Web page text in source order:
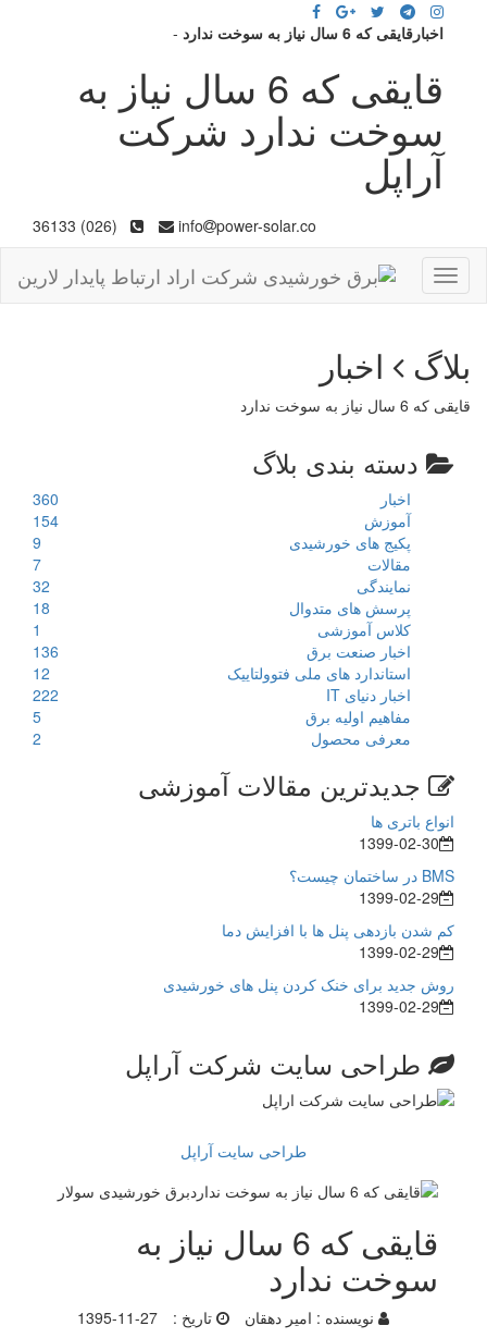
اخبارقایقی که 6 سال نیاز به سوخت ندارد -
قایقی که 6 سال نیاز به
سوخت ندارد شرکت
آراپل
info power-solar.co
(026) 36133
Toggle
navigation
بلاگ اخبار
قایقی که 6 سال نیاز به سوخت ندارد
دسته بندی بلاگ
اخبار
360
آموزش
154
پکیج های خورشیدی
9
مقالات
7
نمایندگی
32
پرسش های متدوال
18
کلاس آموزشی
1
اخبار صنعت برق
136
استاندارد های ملی فتوولتاییک
12
اخبار دنیای IT
222
مفاهیم اولیه برق
5
معرفی محصول
2
جدیدترین مقالات آموزشی
انواع باتری ها
1399-02-30
BMS در ساختمان چیست؟
1399-02-29
کم شدن بازدهی پنل ها با افزایش دما
1399-02-29
روش جدید برای خنک کردن پنل های خورشیدی
1399-02-29
طراحی سایت شرکت آراپل
طراحی سایت آراپل
قایقی که 6 سال نیاز به
سوخت ندارد
نویسنده : امیر دهقان تاریخ :
1395-11-27